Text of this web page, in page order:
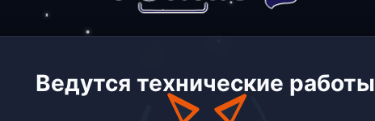
Ведутся технические работы